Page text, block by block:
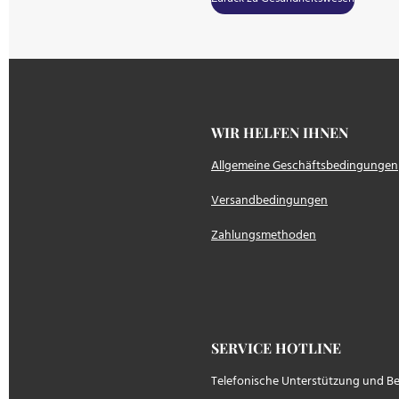
WIR HELFEN
Allgemeine Geschäftsbedingungen
Versandbedingungen
Zahlungsmethoden
SERVICE HOTLINE
Telefonische Unterstützung und